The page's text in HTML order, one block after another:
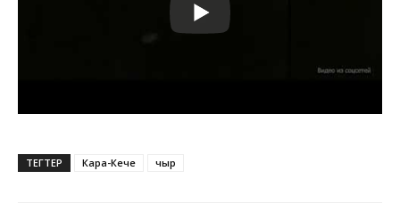
ТЕГТЕР Кара-Кече чыр